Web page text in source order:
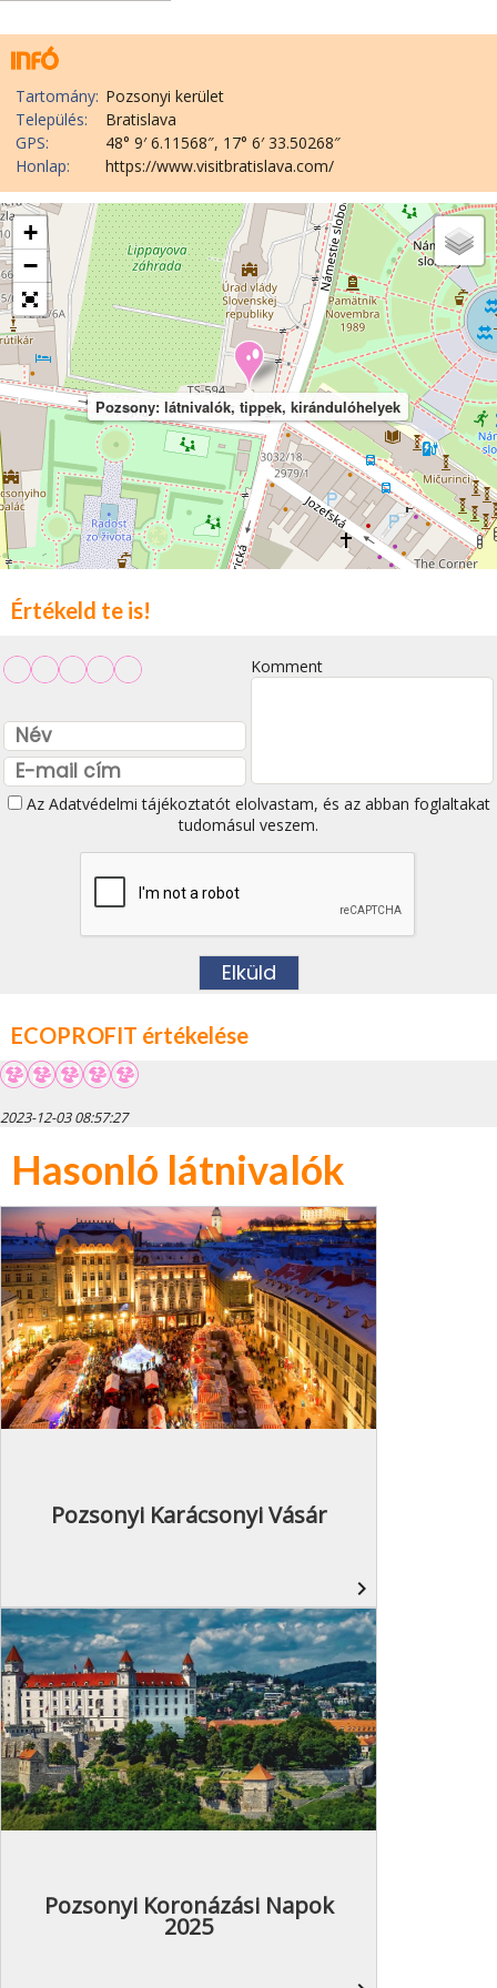
Tartomány: Pozsonyi kerület
Település:
Bratislava
GPS:
48° 9′ 6.11568″, 17° 6′ 33.50268″
Honlap:
https://www.visitbratislava.com/
Pozsony: látnivalók, tippek, kirándulóhelyek
+
−
Értékeld te is!
Komment
Az Adatvédelmi tájékoztatótelolvastam, és az abban foglaltakat
tudomásul veszem.
ECOPROFIT értékelése
2023-12-03 08:57:27
Hasonló látnivalók
Pozsonyi Karácsonyi Vásár
navigate_next
Pozsonyi Koronázási Napok
2025